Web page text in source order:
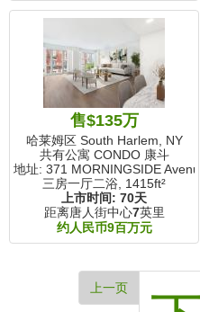
售$135万
哈莱姆区 South Harlem, NY
共有公寓 CONDO 康斗
地址: 371 MORNINGSIDE Avenue
三房一厅二浴, 1415ft²
上市时间: 70天
距离唐人街中心7英里
约人民币9百万元
上一页